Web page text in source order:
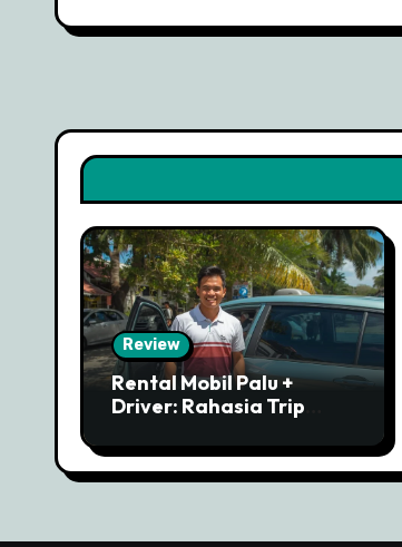
Review
Rental Mobil Palu +
Driver: Rahasia Trip